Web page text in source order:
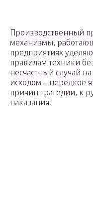
Производственный
механизмы,
предприятиях
правилам техники
несчастный случай
исходом – нередкое
причин трагедии, к
наказания.